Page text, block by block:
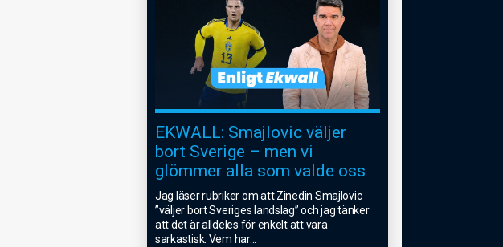
EKWALL: Smajlovic väljer
bort Sverige – men vi
glömmer alla som valde oss
Jag läser rubriker om att Zinedin Smajlovic
”väljer bort Sveriges landslag” och jag tänker
att det är alldeles för enkelt att vara
sarkastisk. Vem har...